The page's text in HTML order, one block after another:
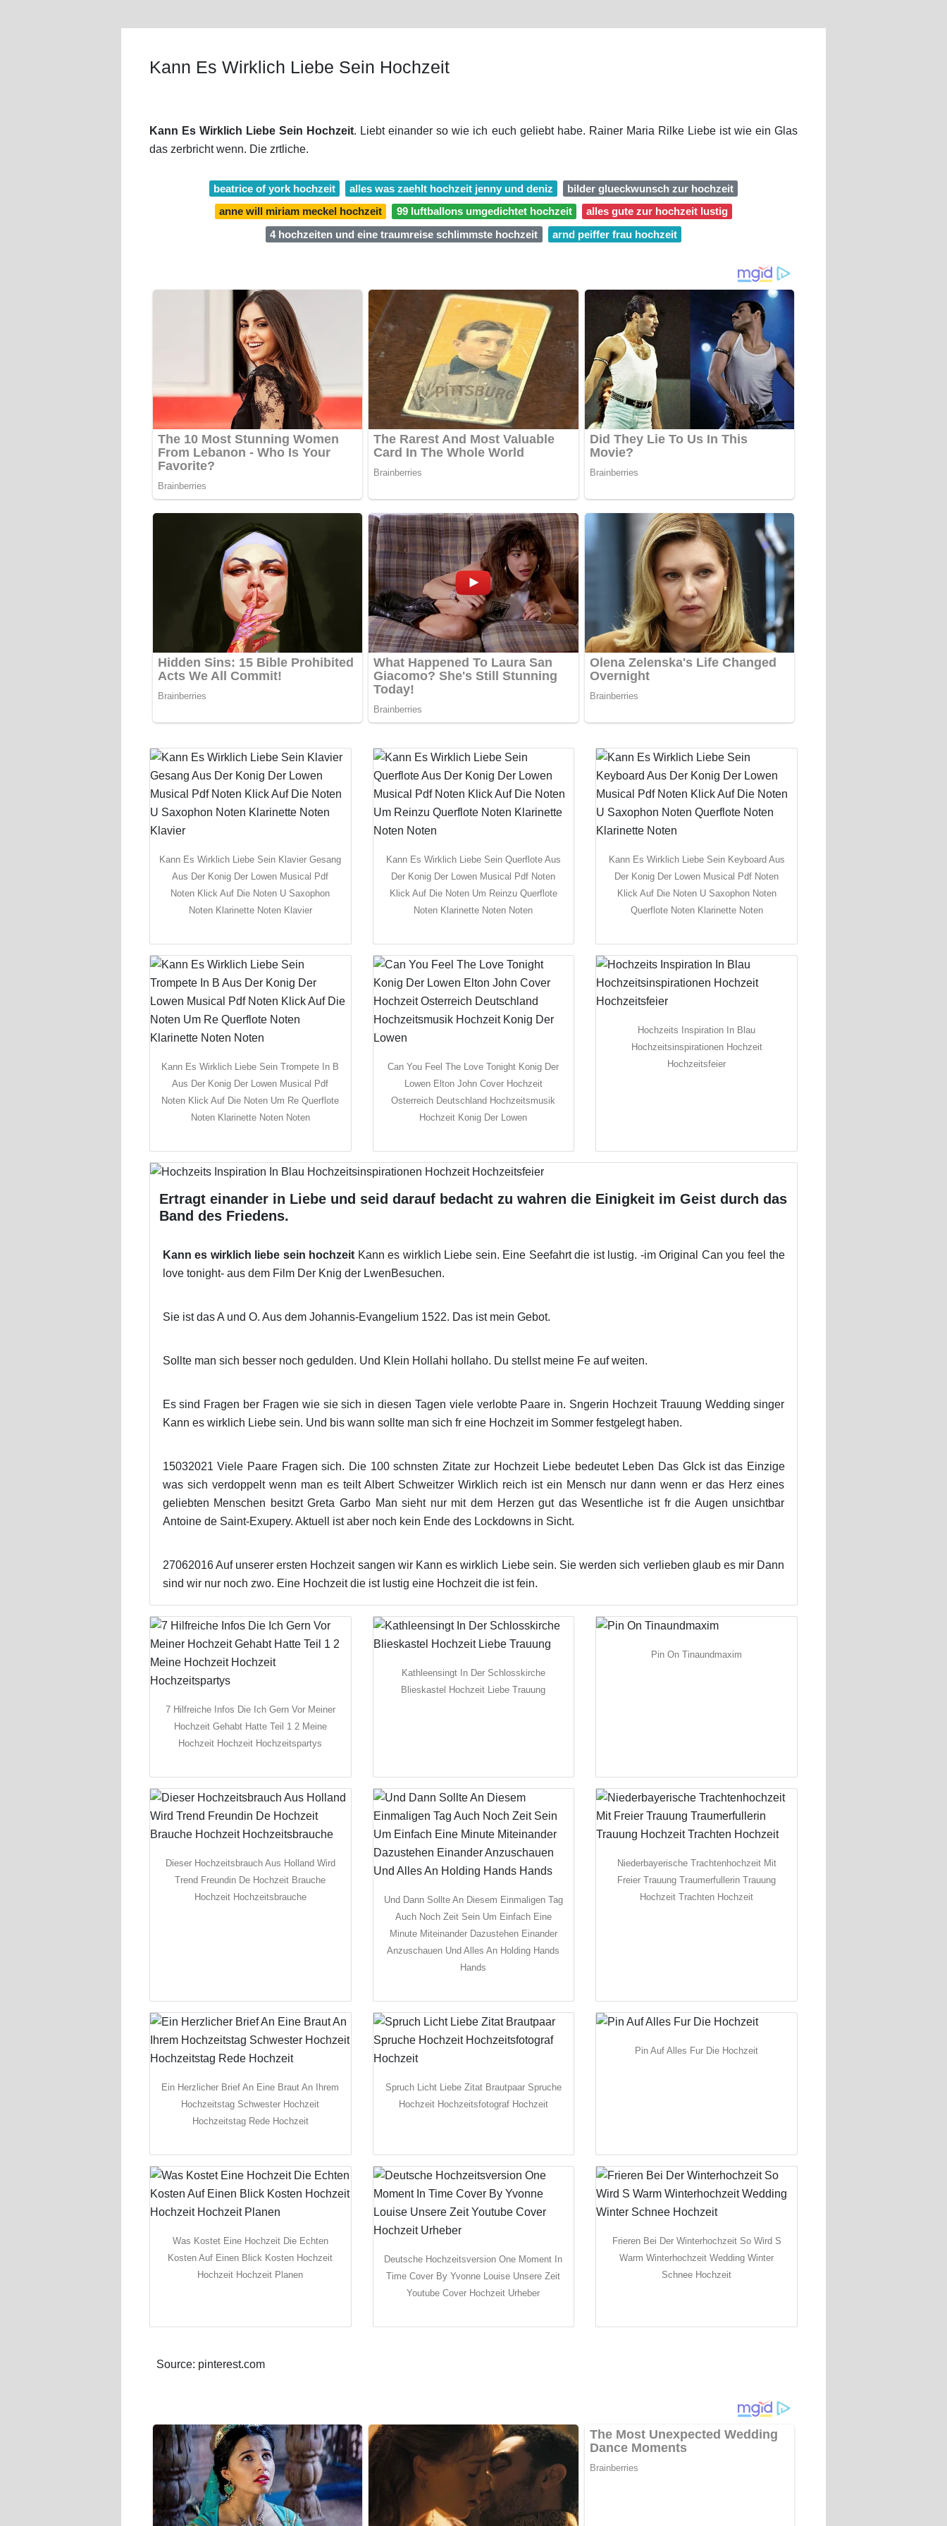
Kann Es Wirklich Liebe Sein Hochzeit
Kann Es Wirklich Liebe Sein Hochzeit. Liebt einander so wie ich euch geliebt habe. Rainer Maria Rilke Liebe ist wie ein Glas
das zerbricht wenn. Die zrtliche.
beatrice of york hochzeit alles was zaehlt hochzeit jenny und deniz
bilder glueckwunsch zur hochzeit
anne will miriam meckel hochzeit
99 luftballons umgedichtet hochzeit
alles gute zur hochzeit lustig
4 hochzeiten und eine traumreise schlimmste hochzeit
arnd peiffer frau hochzeit
Kann Es Wirklich Liebe Sein Klavier Gesang
Aus Der Konig Der Lowen Musical Pdf
Noten Klick Auf Die Noten U Saxophon
Noten Klarinette Noten Klavier
Kann Es Wirklich Liebe Sein Querflote Aus
Der Konig Der Lowen Musical Pdf Noten
Klick Auf Die Noten Um Reinzu Querflote
Noten Klarinette Noten Noten
Kann Es Wirklich Liebe Sein Keyboard Aus
Der Konig Der Lowen Musical Pdf Noten
Klick Auf Die Noten U Saxophon Noten
Querflote Noten Klarinette Noten
Kann Es Wirklich Liebe Sein Trompete In B
Aus Der Konig Der Lowen Musical Pdf
Noten Klick Auf Die Noten Um Re Querflote
Noten Klarinette Noten Noten
Can You Feel The Love Tonight Konig Der
Lowen Elton John Cover Hochzeit
Osterreich Deutschland Hochzeitsmusik
Hochzeit Konig Der Lowen
Hochzeits Inspiration In Blau
Hochzeitsinspirationen Hochzeit
Hochzeitsfeier
Ertragt einander in Liebe und seid darauf bedacht zu wahren die Einigkeit im Geist durch das
Band des Friedens.
Kann es wirklich liebe sein hochzeit Kann es wirklich Liebe sein. Eine Seefahrt die ist lustig. -im Original Can you feel the
love tonight- aus dem Film Der Knig der LwenBesuchen.
Sie ist das A und O. Aus dem Johannis-Evangelium 1522. Das ist mein Gebot.
Sollte man sich besser noch gedulden. Und Klein Hollahi hollaho. Du stellst meine Fe auf weiten.
Es sind Fragen ber Fragen wie sie sich in diesen Tagen viele verlobte Paare in. Sngerin Hochzeit Trauung Wedding singer
Kann es wirklich Liebe sein. Und bis wann sollte man sich fr eine Hochzeit im Sommer festgelegt haben.
15032021 Viele Paare Fragen sich. Die 100 schnsten Zitate zur Hochzeit Liebe bedeutet Leben Das Glck ist das Einzige
was sich verdoppelt wenn man es teilt Albert Schweitzer Wirklich reich ist ein Mensch nur dann wenn er das Herz eines
geliebten Menschen besitzt Greta Garbo Man sieht nur mit dem Herzen gut das Wesentliche ist fr die Augen unsichtbar
Antoine de Saint-Exupery. Aktuell ist aber noch kein Ende des Lockdowns in Sicht.
27062016 Auf unserer ersten Hochzeit sangen wir Kann es wirklich Liebe sein. Sie werden sich verlieben glaub es mir Dann
sind wir nur noch zwo. Eine Hochzeit die ist lustig eine Hochzeit die ist fein.
7 Hilfreiche Infos Die Ich Gern Vor Meiner
Hochzeit Gehabt Hatte Teil 1 2 Meine
Hochzeit Hochzeit Hochzeitspartys
Kathleensingt In Der Schlosskirche
Blieskastel Hochzeit Liebe Trauung
Pin On Tinaundmaxim
Dieser Hochzeitsbrauch Aus Holland Wird
Trend Freundin De Hochzeit Brauche
Hochzeit Hochzeitsbrauche
Und Dann Sollte An Diesem Einmaligen Tag
Auch Noch Zeit Sein Um Einfach Eine
Minute Miteinander Dazustehen Einander
Anzuschauen Und Alles An Holding Hands
Hands
Niederbayerische Trachtenhochzeit Mit
Freier Trauung Traumerfullerin Trauung
Hochzeit Trachten Hochzeit
Ein Herzlicher Brief An Eine Braut An Ihrem
Hochzeitstag Schwester Hochzeit
Hochzeitstag Rede Hochzeit
Spruch Licht Liebe Zitat Brautpaar Spruche
Hochzeit Hochzeitsfotograf Hochzeit
Pin Auf Alles Fur Die Hochzeit
Was Kostet Eine Hochzeit Die Echten
Kosten Auf Einen Blick Kosten Hochzeit
Hochzeit Hochzeit Planen
Deutsche Hochzeitsversion One Moment In
Time Cover By Yvonne Louise Unsere Zeit
Youtube Cover Hochzeit Urheber
Frieren Bei Der Winterhochzeit So Wird S
Warm Winterhochzeit Wedding Winter
Schnee Hochzeit
Source: pinterest.com